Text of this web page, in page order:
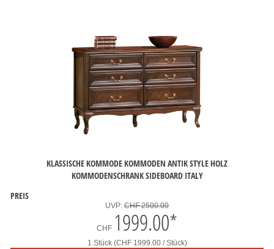
KLASSISCHE KOMMODE KOMMODEN ANTIK STYLE HOLZ
KOMMODENSCHRANK SIDEBOARD ITALY
PREIS
UVP: CHF 2500.00
CHF 1999.00*
1 Stück (CHF 1999.00 / Stück)